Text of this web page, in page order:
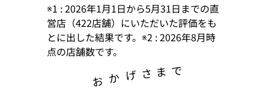
※1 : 2026年1月1日から5月31日までの直
営店（422店舗）にいただいた評価をも
とに出した結果です。※2 : 2026年8月時
点の店舗数です。
お か げ さ ま で